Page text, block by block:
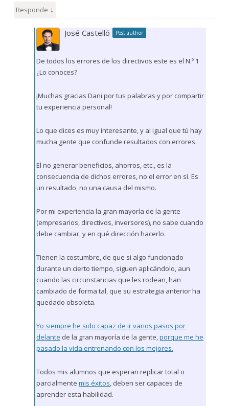
Responde ↓
José Castelló Post author
De todos los errores de los directivos este es el N.º 1
¿Lo conoces?
¡Muchas gracias Dani por tus palabras y por compartir
tu experiencia personal!
Lo que dices es muy interesante, y al igual que tú hay
mucha gente que confunde resultados con errores.
El no generar beneficios, ahorros, etc., es la
consecuencia de dichos errores, no el error en sí. Es
un resultado, no una causa del mismo.
Por mi experiencia la gran mayoría de la gente
(empresarios, directivos, inversores), no sabe cuando
debe cambiar, y en qué dirección hacerlo.
Tienen la costumbre, de que si algo funcionado
durante un cierto tiempo, siguen aplicándolo, aun
cuando las circunstancias que les rodean, han
cambiado de forma tal, que su estrategia anterior ha
quedado obsoleta.
Yo siempre he sido capaz de ir varios pasos por
delante de la gran mayoría de la gente,porque me he
pasado la vida entrenando con los mejores.
Todos mis alumnos que esperan replicar total o
parcialmente mis éxitos, deben ser capaces de
aprender esta habilidad.